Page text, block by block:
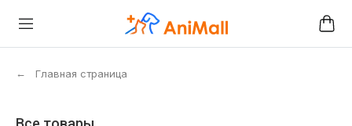
← Главная страница